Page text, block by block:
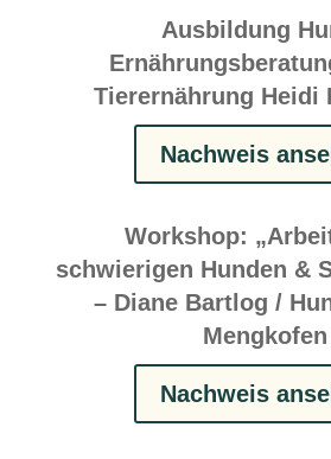
Ausbildung
Tierernährung Heidi
Nachweis
Workshop:
schwierigen Hunden &
– Diane Bartlog /
Mengkofen
Nachweis